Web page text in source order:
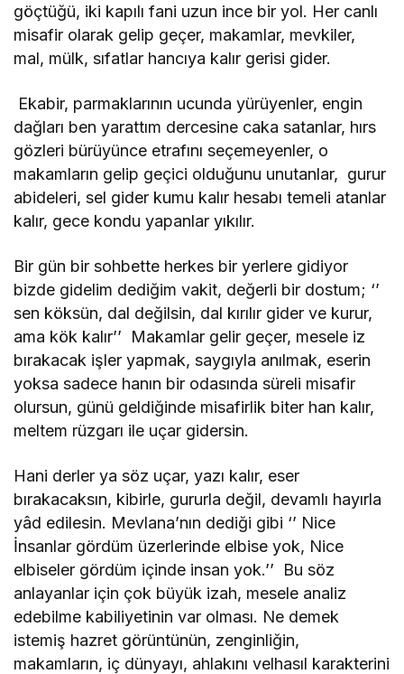
göçtüğü, iki kapılı fani uzun ince bir yol. Her canlı
misafir olarak gelip geçer, makamlar, mevkiler,
mal, mülk, sıfatlar hancıya kalır gerisi gider.
Ekabir, parmaklarının ucunda yürüyenler, engin
dağları ben yarattım dercesine caka satanlar, hırs
gözleri bürüyünce etrafını seçemeyenler, o
makamların gelip geçici olduğunu unutanlar, gurur
abideleri, sel gider kumu kalır hesabı temeli atanlar
kalır, gece kondu yapanlar yıkılır.
Bir gün bir sohbette herkes bir yerlere gidiyor
bizde gidelim dediğim vakit, değerli bir dostum; ‘’
sen köksün, dal değilsin, dal kırılır gider ve kurur,
ama kök kalır’’ Makamlar gelir geçer, mesele iz
bırakacak işler yapmak, saygıyla anılmak, eserin
yoksa sadece hanın bir odasında süreli misafir
olursun, günü geldiğinde misafirlik biter han kalır,
meltem rüzgarı ile uçar gidersin.
Hani derler ya söz uçar, yazı kalır, eser
bırakacaksın, kibirle, gururla değil, devamlı hayırla
yâd edilesin. Mevlana’nın dediği gibi ‘’ Nice
İnsanlar gördüm üzerlerinde elbise yok, Nice
elbiseler gördüm içinde insan yok.’’ Bu söz
anlayanlar için çok büyük izah, mesele analiz
edebilme kabiliyetinin var olması. Ne demek
istemiş hazret görüntünün, zenginliğin,
makamların, iç dünyayı, ahlakını velhasıl karakterini